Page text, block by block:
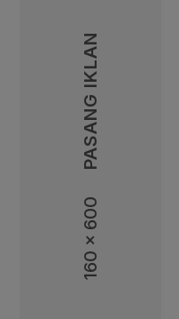
160 x 600
PASANG IKLAN
160 x 600
PASANG IKLAN